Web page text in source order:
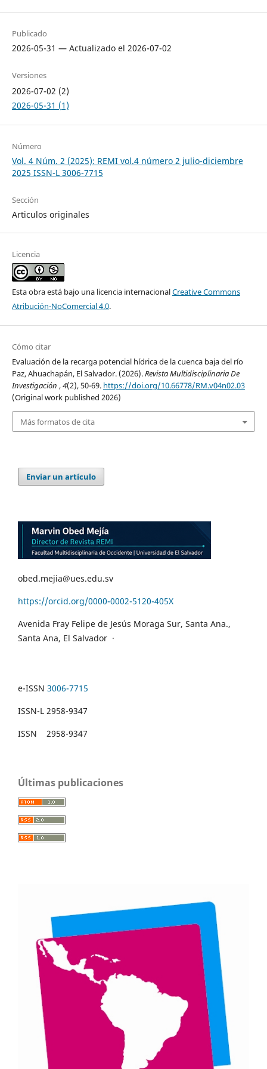
Publicado
2026-05-31 — Actualizado el 2026-07-02
Versiones
2026-07-02 (2)
2026-05-31 (1)
Número
Vol. 4 Núm. 2 (2025): REMI vol.4 número 2 julio-diciembre
2025 ISSN-L 3006-7715
Sección
Articulos originales
Licencia
Esta obra está bajo una licencia internacionalCreative Commons
Atribución-NoComercial 4.0.
Cómo citar
Evaluación de la recarga potencial hídrica de la cuenca baja del río
Paz, Ahuachapán, El Salvador. (2026).Revista Multidisciplinaria De
Investigación ,4(2), 50-69. https://doi.org/10.66778/RM.v04n02.03
(Original work published 2026)
Más formatos de cita
Enviar un artículo
obed.mejia@ues.edu.sv
https://orcid.org/0000-0002-5120-405X
Avenida Fray Felipe de Jesús Moraga Sur, Santa Ana.,
Santa Ana, El Salvador ·
e-ISSN 3006-7715
ISSN-L 2958-9347
ISSN 2958-9347
Últimas publicaciones